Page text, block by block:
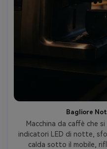
Bagliore
Macchina da caffè che
indicatori LED di notte,
calda sotto il mobile,